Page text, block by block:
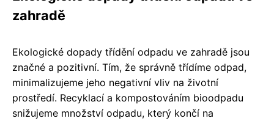
zahradě
Ekologické dopady třídění odpadu ve zahradě jsou
značné a pozitivní. Tím, že správně třídíme odpad,
minimalizujeme jeho negativní vliv na životní
prostředí. Recyklací a kompostováním bioodpadu
snižujeme množství odpadu, který končí na